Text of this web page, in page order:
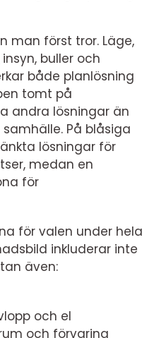
man först tror. Läge,
buller och
både planlösning
tomt på
andra lösningar än
På blåsiga
lösningar för
medan en
för
för valen under hela
inkluderar inte
även:
och el
och förvaring